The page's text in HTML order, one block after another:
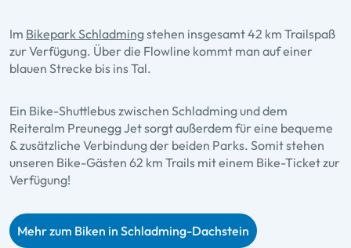
Im Bikepark Schladmingstehen insgesamt 42 km Trailspaß
zur Verfügung. Über die Flowline kommt man auf einer
blauen Strecke bis ins Tal.
Ein Bike-Shuttlebus zwischen Schladming und dem
Reiteralm Preunegg Jet sorgt außerdem für eine bequeme
& zusätzliche Verbindung der beiden Parks. Somit stehen
unseren Bike-Gästen 62 km Trails mit einem Bike-Ticket zur
Verfügung!
Mehr zum Biken in Schladming-Dachstein